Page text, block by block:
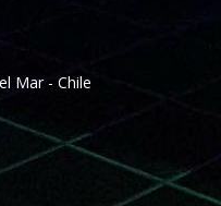
Mar - Chile